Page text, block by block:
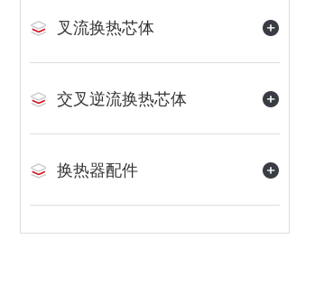
叉流换热芯体
交叉逆流换热芯体
换热器配件